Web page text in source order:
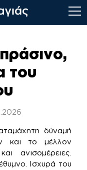
του
δύναμή
και το μέλλον
ανισομέρειες.
Ισχυρά του